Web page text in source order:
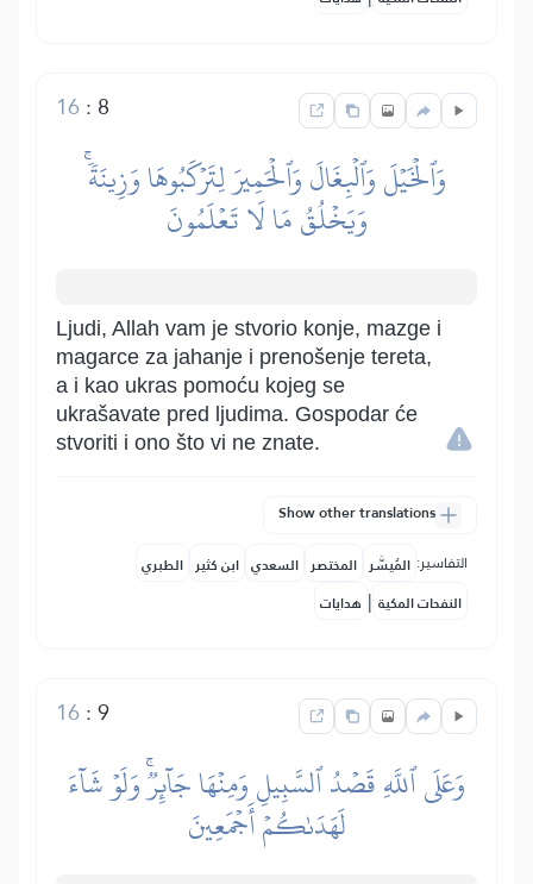
8
:
16
وَٱلۡخَيۡلَ وَٱلۡبِغَالَ وَٱلۡحَمِيرَ لِتَرۡكَبُوهَا وَزِينَةٗۚ
وَيَخۡلُقُ مَا لَا تَعۡلَمُونَ
Ljudi, Allah vam je stvorio konje, mazge i
magarce za jahanje i prenošenje tereta,
a i kao ukras pomoću kojeg se
ukrašavate pred ljudima. Gospodar će
stvoriti i ono što vi ne znate.
Show other translations
التفاسير: المُيسَّر المختصر السعدي ابن كثير الطبري
النفحات المكية | هدايات
9
:
16
وَعَلَى ٱللَّهِ قَصۡدُ ٱلسَّبِيلِ وَمِنۡهَا جَآئِرٞۚ وَلَوۡ شَآءَ
لَهَدَىٰكُمۡ أَجۡمَعِينَ